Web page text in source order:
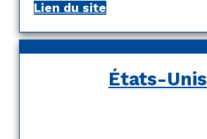
Lien du site
États-Unis